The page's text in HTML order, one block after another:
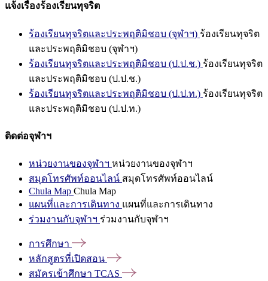
แจ้งเรื่องร้องเรียนทุจริต
ร้องเรียนทุจริตและประพฤติมิชอบ (จุฬาฯ) ร้องเรียนทุจริต
และประพฤติมิชอบ (จุฬาฯ)
ร้องเรียนทุจริตและประพฤติมิชอบ (ป.ป.ช.) ร้องเรียนทุจริต
และประพฤติมิชอบ (ป.ป.ช.)
ร้องเรียนทุจริตและประพฤติมิชอบ (ป.ป.ท.) ร้องเรียนทุจริต
และประพฤติมิชอบ (ป.ป.ท.)
ติดต่อจุฬาฯ
หน่วยงานของจุฬาฯ หน่วยงานของจุฬาฯ
สมุดโทรศัพท์ออนไลน์ สมุดโทรศัพท์ออนไลน์
Chula Map Chula Map
แผนที่และการเดินทาง แผนที่และการเดินทาง
ร่วมงานกับจุฬาฯ ร่วมงานกับจุฬาฯ
การศึกษา
หลักสูตรที่เปิดสอน
สมัครเข้าศึกษา TCAS